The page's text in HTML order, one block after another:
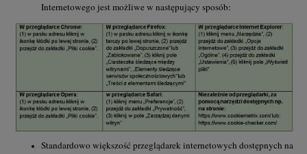
Internetowego jest możliwe w następujący sposób:
Standardowo większość przeglądarek internetowych dostępnych na